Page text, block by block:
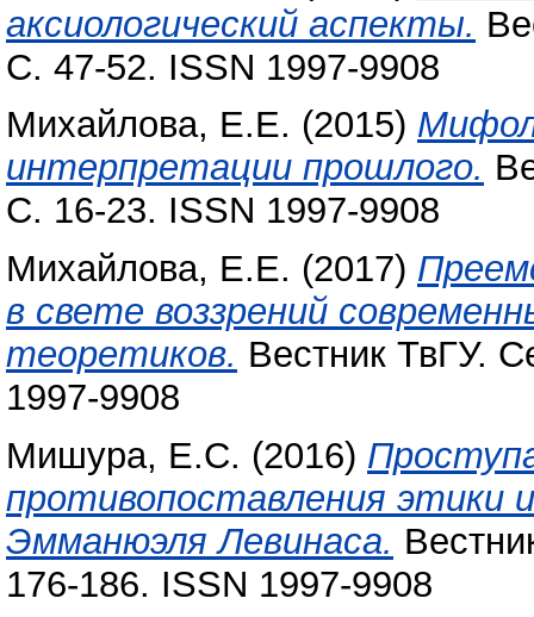
аксиологический аспекты.
С. 47-52. ISSN 1997-9908
Михайлова, Е.Е. (2015)
интерпретации прошлого.
С. 16-23. ISSN 1997-9908
Михайлова, Е.Е. (2017)
в свете воззрений
теоретиков. Вестник ТвГУ.
1997-9908
Мишура, Е.С. (2016)
противопоставления этики
Эмманюэля Левинаса.
176-186. ISSN 1997-9908